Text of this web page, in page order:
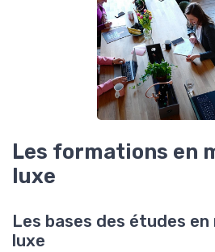
Les formations en
luxe
Les bases des études
luxe